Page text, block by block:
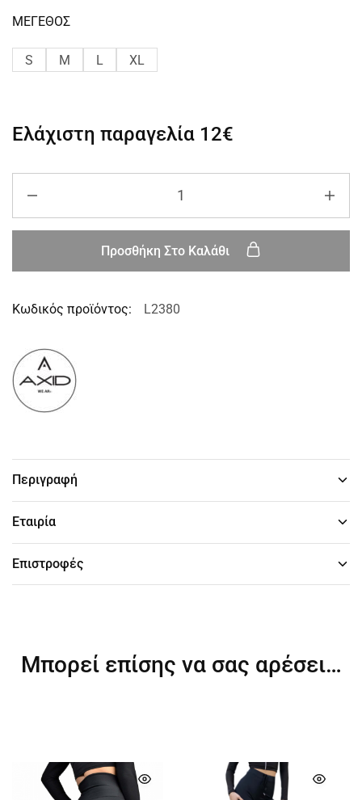
ΜΕΓΕΘΟΣ
S M L XL
Ελάχιστη παραγελία 12€
Προσθήκη Στο Καλάθι
Κωδικός προϊόντος: L2380
Περιγραφή
Εταιρία
Επιστροφές
Μπορεί επίσης να σας αρέσει…